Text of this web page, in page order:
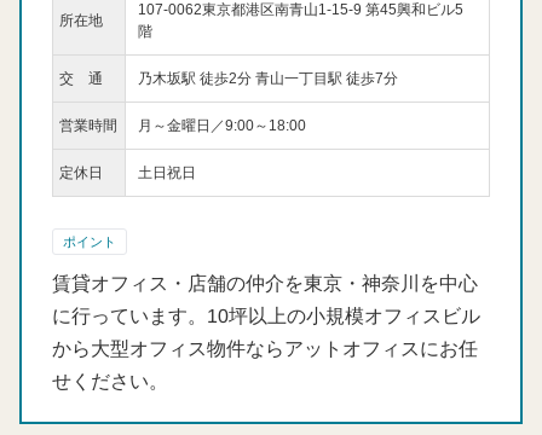
所在地
107-0062東京都港区南青山1-15-9 第45興和ビル5
階
交 通 乃木坂駅 徒歩2分 青山一丁目駅 徒歩7分
営業時間 月～金曜日／9:00～18:00
定休日 土日祝日
ポイント
賃貸オフィス・店舗の仲介を東京・神奈川を中心
に行っています。10坪以上の小規模オフィスビル
から大型オフィス物件ならアットオフィスにお任
せください。